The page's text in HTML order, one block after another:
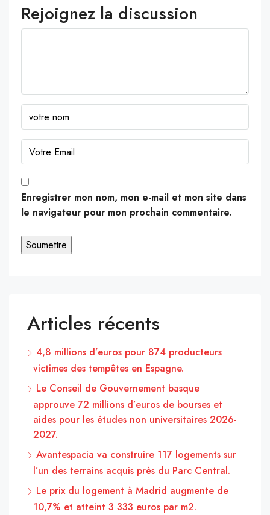
Rejoignez la discussion
Enregistrer mon nom, mon e-mail et mon site dans
le navigateur pour mon prochain commentaire.
Articles récents
4,8 millions d’euros pour 874 producteurs
victimes des tempêtes en Espagne.
Le Conseil de Gouvernement basque
approuve 72 millions d’euros de bourses et
aides pour les études non universitaires 2026-
2027.
Avantespacia va construire 117 logements sur
l’un des terrains acquis près du Parc Central.
Le prix du logement à Madrid augmente de
10,7% et atteint 3 333 euros par m2.